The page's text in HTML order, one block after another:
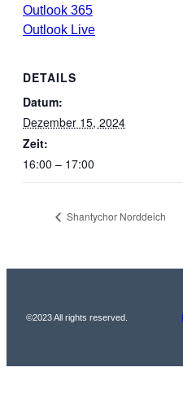
Outlook 365
Outlook Live
DETAILS
Datum:
Dezember 15, 2024
Zeit:
16:00 – 17:00
Shantychor Norddeich
©2023 All rights reserved.